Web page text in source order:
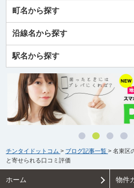
町名から探す
沿線名から探す
駅名から探す
チンタイドットコム > ブログ記事一覧 > 名東区
と寄せられる口コミ評価
ホーム 物件